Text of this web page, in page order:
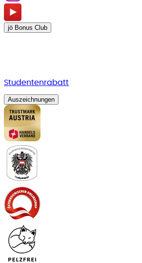
jö Bonus Club
Studentenrabatt
Auszeichnungen